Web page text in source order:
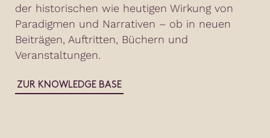
der historischen wie heutigen Wirkung von
Paradigmen und Narrativen – ob in neuen
Beiträgen, Auftritten, Büchern und
Veranstaltungen.
ZUR KNOWLEDGE BASE